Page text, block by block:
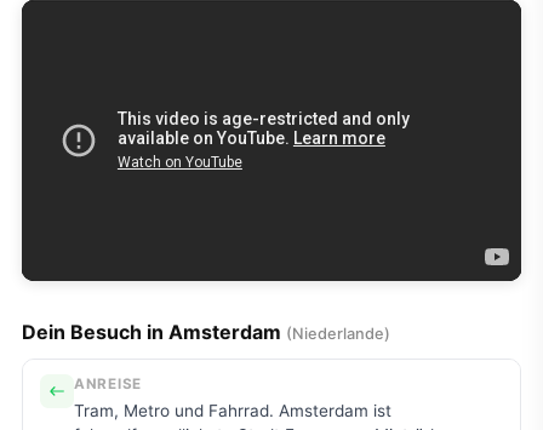
Dein Besuch in Amsterdam (Niederlande)
ANREISE
Tram, Metro und Fahrrad. Amsterdam ist